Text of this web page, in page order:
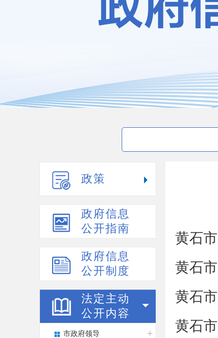
政策
政府信息
公开指南
政府信息
公开制度
法定主动
公开内容
市政府领导
黄石
黄石
黄石
黄石